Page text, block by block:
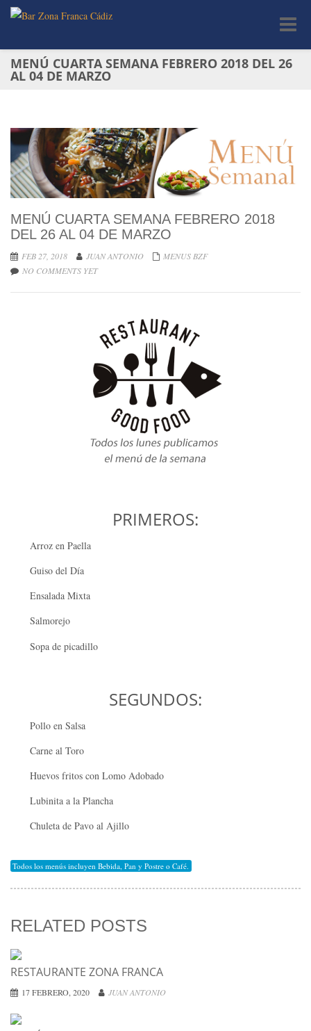
Toggle
MENÚ CUARTA SEMANA FEBRERO 2018 DEL 26
AL 04 DE MARZO
MENÚ CUARTA SEMANA FEBRERO 2018
DEL 26 AL 04 DE MARZO
FEB 27, 2018 JUAN ANTONIO
MENUS BZF
NO COMMENTS YET
PRIMEROS:
Arroz en Paella
Guiso del Día
Ensalada Mixta
Salmorejo
Sopa de picadillo
SEGUNDOS:
Pollo en Salsa
Carne al Toro
Huevos fritos con Lomo Adobado
Lubinita a la Plancha
Chuleta de Pavo al Ajillo
Todos los menús incluyen Bebida, Pan y Postre o Café.
RELATED POSTS
RESTAURANTE ZONA FRANCA
17 FEBRERO, 2020 JUAN ANTONIO